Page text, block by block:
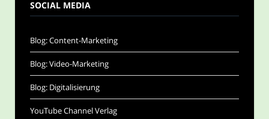
SOCIAL MEDIA
Blog: Content-Marketing
Blog: Video-Marketing
Blog: Digitalisierung
YouTube Channel Verlag